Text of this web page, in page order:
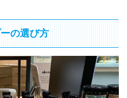
の選び方